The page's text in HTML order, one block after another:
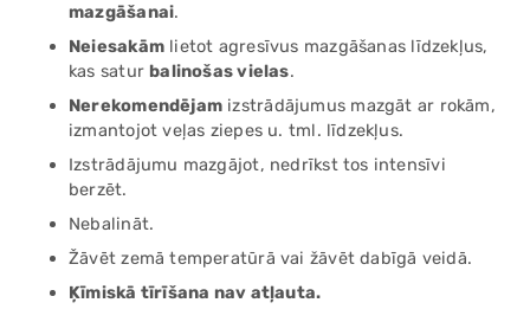
mazgāšanai.
Neiesakāmlietot agresīvus mazgāšanas līdzekļus,
kas satur balinošas vielas.
Nerekomendējam izstrādājumus mazgāt ar rokām,
izmantojot veļas ziepes u. tml. līdzekļus.
Izstrādājumu mazgājot, nedrīkst tos intensīvi
berzēt.
Nebalināt.
Žāvēt zemā temperatūrā vai žāvēt dabīgā veidā.
Ķīmiskā tīrīšana nav atļauta.